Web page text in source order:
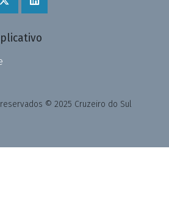
© 2025 Cruzeiro do Sul